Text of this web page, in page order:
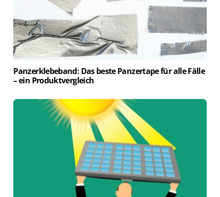
Panzerklebeband: Das beste Panzertape für alle Fälle
– ein Produktvergleich